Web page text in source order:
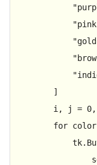
        ]
        i, j =
0,
for color